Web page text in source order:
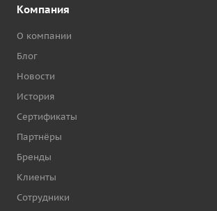
Компания
О компании
Блог
Новости
История
Сертификаты
Партнёры
Бренды
Клиенты
Сотрудники